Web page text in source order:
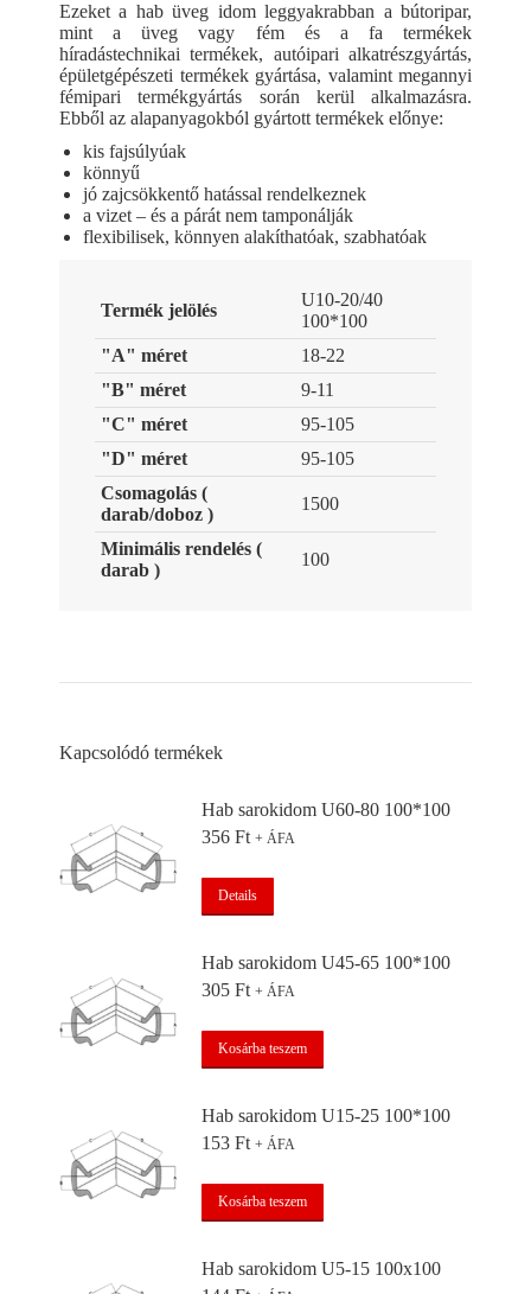
Ezeket a hab üveg idom leggyakrabban a bútoripar,
mint a üveg vagy fém és a fa termékek
híradástechnikai termékek, autóipari alkatrészgyártás,
épületgépészeti termékek gyártása, valamint megannyi
fémipari termékgyártás során kerül alkalmazásra.
Ebből az alapanyagokból gyártott termékek előnye:
kis fajsúlyúak
könnyű
jó zajcsökkentő hatással rendelkeznek
a vizet – és a párát nem tamponálják
flexibilisek, könnyen alakíthatóak, szabhatóak
Termék jelölés
U10-20/40
100*100
"A" méret
18-22
"B" méret
9-11
"C" méret
95-105
"D" méret
95-105
Csomagolás (
darab/doboz )
1500
Minimális rendelés (
darab )
100
Kapcsolódó termékek
Hab sarokidom U60-80 100*100
356 Ft + ÁFA
Details
Hab sarokidom U45-65 100*100
305 Ft + ÁFA
Kosárba teszem
Hab sarokidom U15-25 100*100
153 Ft + ÁFA
Kosárba teszem
Hab sarokidom U5-15 100x100